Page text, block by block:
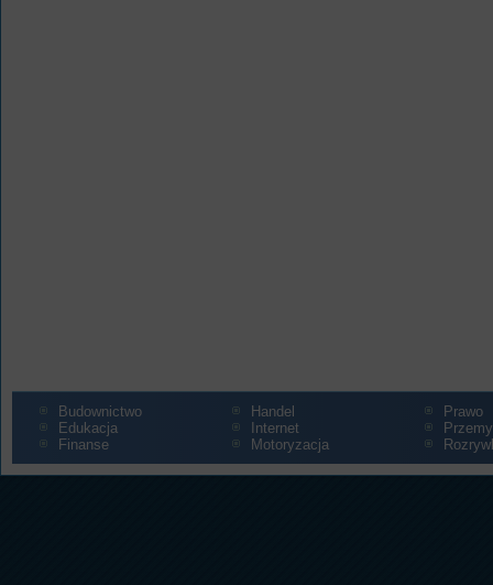
Budownictwo
Edukacja
Finanse
Handel
Internet
Motoryzacja
Prawo